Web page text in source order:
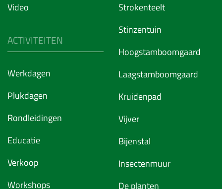
Video
Strokenteelt
Stinzentuin
Hoogstamboomgaard
Laagstamboomgaard
Kruidenpad
Vijver
Bijenstal
Insectenmuur
De planten
ACTIVITEITEN
Werkdagen
Plukdagen
Rondleidingen
Educatie
Verkoop
Workshops